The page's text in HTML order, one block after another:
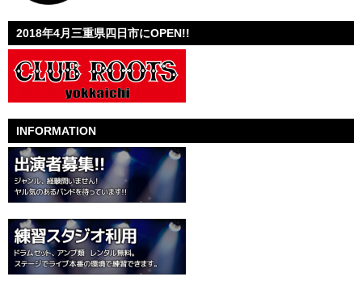
2018年4月三重県四日市にOPEN!!
INFORMATION